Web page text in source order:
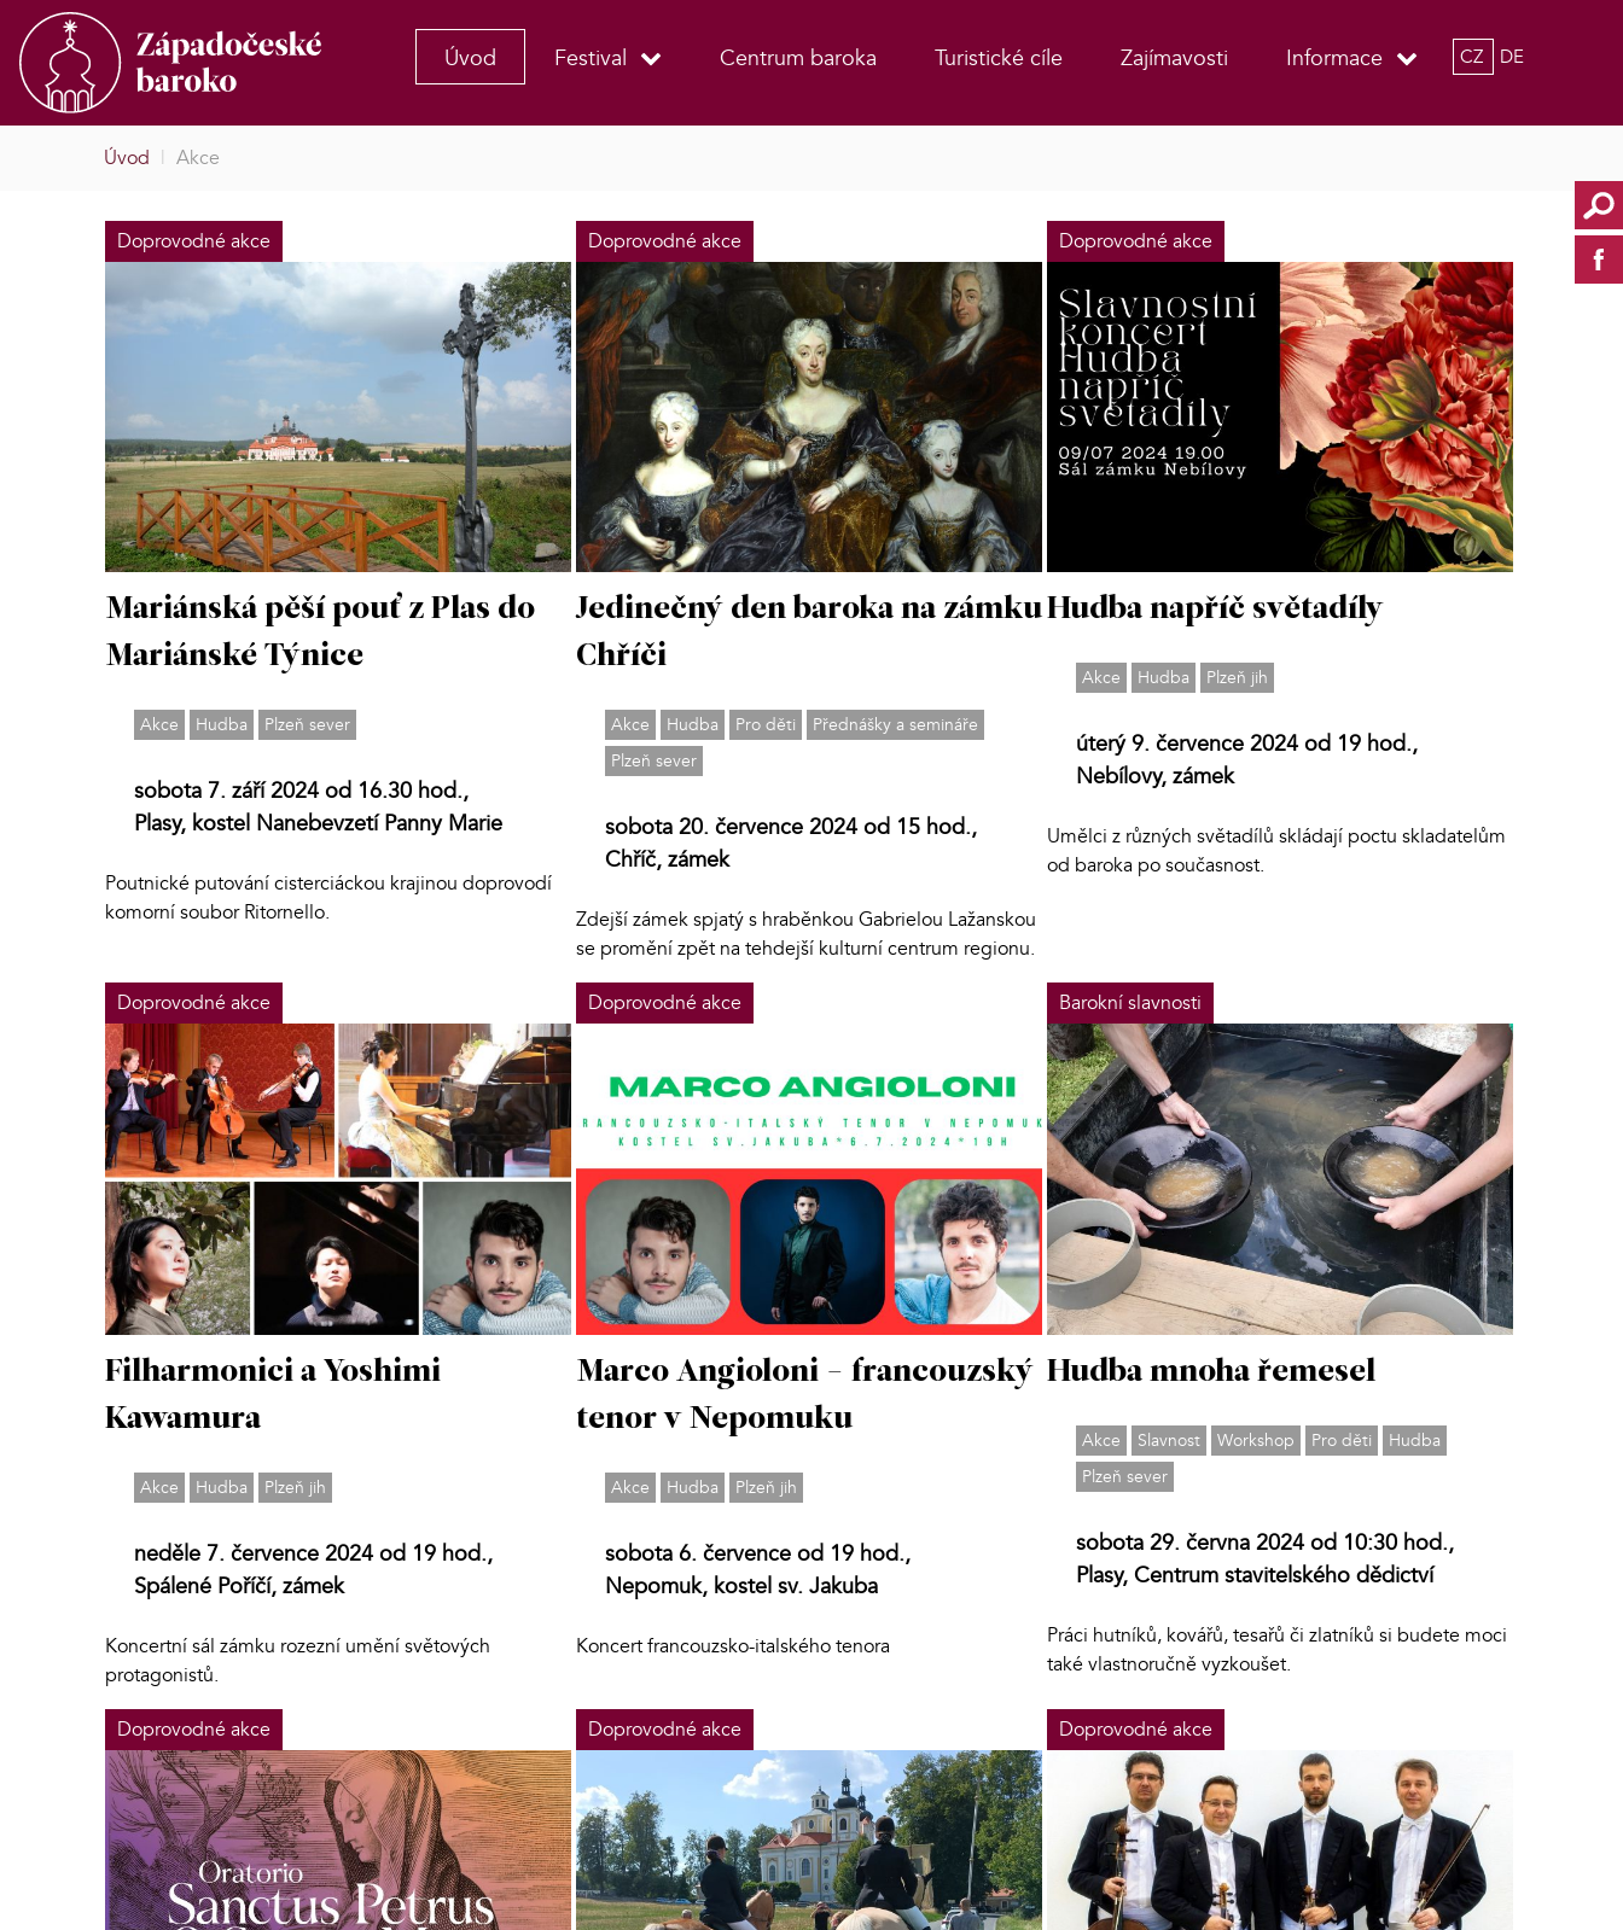
Úvod Festival Centrum baroka Turistické cíle Zajímavosti Informace CZ DE
Úvod | Akce
Doprovodné akce
Mariánská pěší pouť z Plas do
Mariánské Týnice
Akce Hudba Plzeň sever
sobota 7. září 2024 od 16.30 hod.,
Plasy, kostel Nanebevzetí Panny Marie
Poutnické putování cisterciáckou krajinou doprovodí
komorní soubor Ritornello.
Doprovodné akce
Jedinečný den baroka na zámku
Chříči
Akce Hudba Pro děti
Přednášky a semináře
Plzeň sever
sobota 20. července 2024 od 15 hod.,
Chříč, zámek
Zdejší zámek spjatý s hraběnkou Gabrielou Lažanskou
se promění zpět na tehdejší kulturní centrum regionu.
Doprovodné akce
Hudba napříč světadíly
Akce Hudba Plzeň jih
úterý 9. července 2024 od 19 hod.,
Nebílovy, zámek
Umělci z různých světadílů skládají poctu skladatelům
od baroka po současnost.
Doprovodné akce
Filharmonici a Yoshimi
Kawamura
Akce Hudba Plzeň jih
neděle 7. července 2024 od 19 hod.,
Spálené Poříčí, zámek
Koncertní sál zámku rozezní umění světových
protagonistů.
Doprovodné akce
Marco Angioloni - francouzský
tenor v Nepomuku
Akce Hudba Plzeň jih
sobota 6. července od 19 hod.,
Nepomuk, kostel sv. Jakuba
Koncert francouzsko-italského tenora
Barokní slavnosti
Hudba mnoha řemesel
Akce Slavnost Workshop Pro děti
Hudba
Plzeň sever
sobota 29. června 2024 od 10:30 hod.,
Plasy, Centrum stavitelského dědictví
Práci hutníků, kovářů, tesařů či zlatníků si budete moci
také vlastnoručně vyzkoušet.
Doprovodné akce Doprovodné akce Doprovodné akce